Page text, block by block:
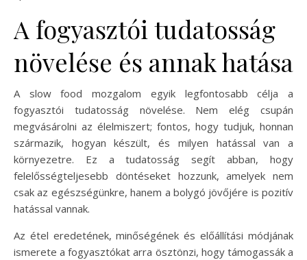
A fogyasztói tudatosság
növelése és annak hatása
A slow food mozgalom egyik legfontosabb célja a
fogyasztói tudatosság növelése. Nem elég csupán
megvásárolni az élelmiszert; fontos, hogy tudjuk, honnan
származik, hogyan készült, és milyen hatással van a
környezetre. Ez a tudatosság segít abban, hogy
felelősségteljesebb döntéseket hozzunk, amelyek nem
csak az egészségünkre, hanem a bolygó jövőjére is pozitív
hatással vannak.
Az étel eredetének, minőségének és előállítási módjának
ismerete a fogyasztókat arra ösztönzi, hogy támogassák a